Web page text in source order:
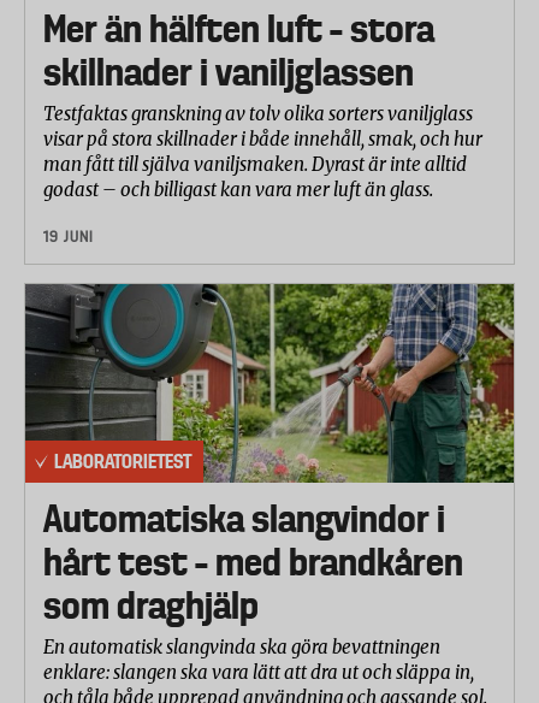
Laboratoriet mätte pedaleffekter (det mekaniska
motståndet) som anger hur mycket av trampkraften
som går förlorad innan den når bakhjulet.
Dessutom har man utfört ett praktiskt test med
cyklarna och bedömt följande saker:
- Vibrationer och vobbling vid högre hastighet.
- Växlarnas fördelning och jämnhet.
- Köregenskaper (balans, manövrering,
viktfördelning)
- Köregenskaper (starta, stanna och starta i backe)
- Elmotorns styrka, smidighet och ljudnivå.
Användning
Här bedömdes hur enkelt det är att ta bort, installera
och ladda batteriet samt läsbarheten på
instrumentpaneler.
Konstruktion, maxhastighet och
dokumentation
- Laboratoriet har mätt till vilken hastighet som
motorn ger assistans. Denna får ej överstiga 25
Mer än hälften luft – stora
skillnader i vaniljglassen
Testfaktas granskning av tolv olika sorters vaniljglass
visar på stora skillnader i både innehåll, smak, och hur
man fått till själva vaniljsmaken. Dyrast är inte alltid
godast – och billigast kan vara mer luft än glass.
19 JUNI
LABORATORIETEST
Automatiska slangvindor i
hårt test – med brandkåren
som draghjälp
En automatisk slangvinda ska göra bevattningen
enklare: slangen ska vara lätt att dra ut och släppa in,
och tåla både upprepad användning och gassande sol.